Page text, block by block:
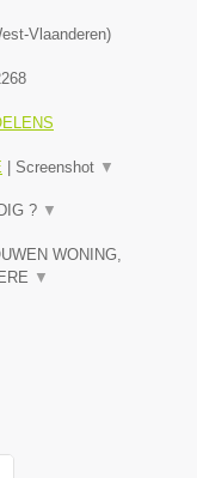
Vlaanderen)
Screenshot ▼
? ▼
WONING,
▼